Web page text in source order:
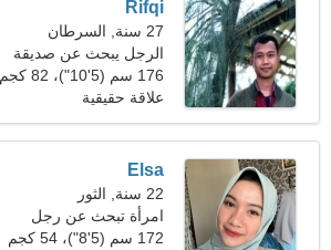
Rifqi
27 سنة, السرطان
الرجل يبحث عن صديقة
176 سم (5'10")، 82 كجم
(180 رطلا)
علاقة حقيقية
Elsa
22 سنة, الثور
امرأة تبحث عن رجل
172 سم (5'8")، 54 كجم